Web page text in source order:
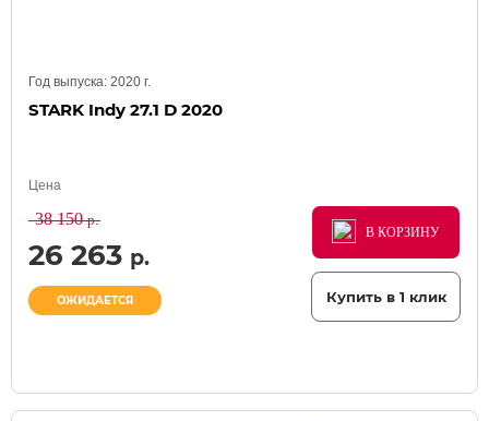
Год выпуска: 2020 г.
STARK Indy 27.1 D 2020
Цена
38 150р.
26 263 р.
ОЖИДАЕТСЯ
В КОРЗИНУ
В КОРЗИНУ
В КОРЗИНУ
Купить в 1 клик